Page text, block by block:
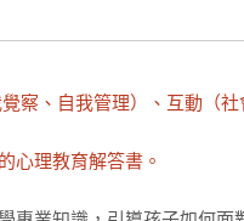
察、自我管理）、互動（社
心理教育解答書。